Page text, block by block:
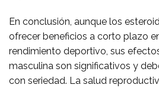
En conclusión, aunque los
ofrecer beneficios a corto plazo
rendimiento deportivo, sus
masculina son significativos y
con seriedad. La salud